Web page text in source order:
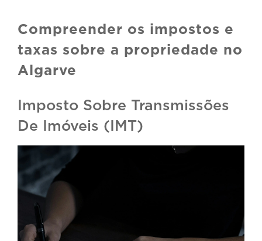
Compreender os impostos e
taxas sobre a propriedade no
Algarve
Imposto Sobre Transmissões
De Imóveis (IMT)